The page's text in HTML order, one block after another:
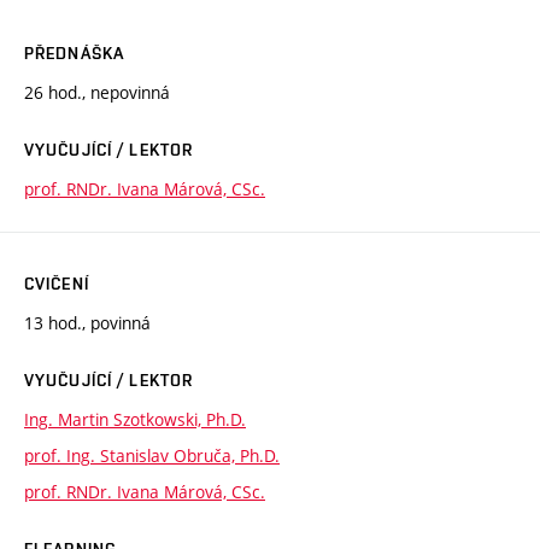
PŘEDNÁŠKA
26 hod., nepovinná
VYUČUJÍCÍ / LEKTOR
prof. RNDr. Ivana Márová, CSc.
CVIČENÍ
13 hod., povinná
VYUČUJÍCÍ / LEKTOR
Ing. Martin Szotkowski, Ph.D.
prof. Ing. Stanislav Obruča, Ph.D.
prof. RNDr. Ivana Márová, CSc.